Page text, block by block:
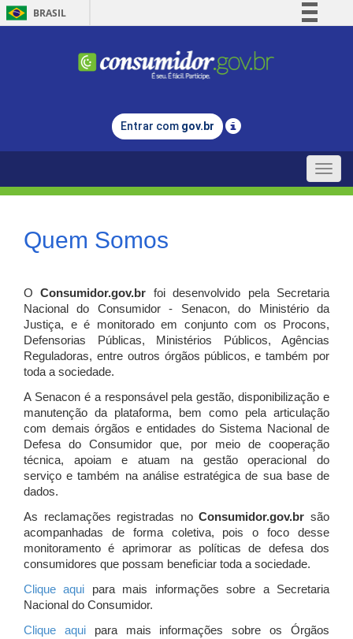
BRASIL
Comunica BR
Legislação
Entrar com gov.br
Toggle
Quem Somos
OConsumidor.gov.br
foi desenvolvido pela Secretaria
Nacional do Consumidor - Senacon, do Ministério da
Justiça, e é monitorado em conjunto com os Procons,
Defensorias Públicas, Ministérios Públicos, Agências
Reguladoras, entre outros órgãos públicos, e também por
toda a sociedade.
A Senacon é a responsável pela gestão, disponibilização e
manutenção da plataforma, bem como pela articulação
com demais órgãos e entidades do Sistema Nacional de
Defesa do Consumidor que, por meio de cooperação
técnica, apoiam e atuam na gestão operacional do
serviço e também na análise estratégica de sua base de
dados.
As reclamações registradas noConsumidor.gov.br são
acompanhadas de forma coletiva, pois o foco desse
monitoramento é aprimorar as políticas de defesa dos
consumidores que possam beneficiar toda a sociedade.
Clique aqui para mais informações sobre a Secretaria
Nacional do Consumidor.
Clique aquipara mais informações sobre os Órgãos